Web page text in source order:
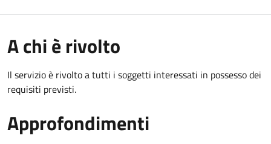
A chi è rivolto
Il servizio è rivolto a tutti i soggetti interessati in possesso dei
requisiti previsti.
Approfondimenti